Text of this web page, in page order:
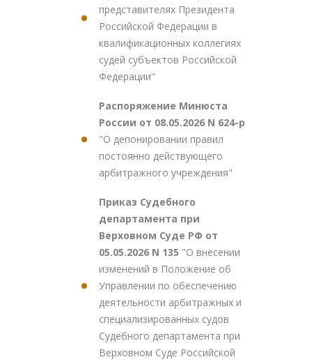
представителях Президента
Российской Федерации в
квалификационных коллегиях
судей субъектов Российской
Федерации"
Распоряжение Минюста
России от 08.05.2026 N 624-р
"О депонировании правил
постоянно действующего
арбитражного учреждения"
Приказ Судебного
департамента при
Верховном Суде РФ от
05.05.2026 N 135 "О внесении
изменений в Положение об
Управлении по обеспечению
деятельности арбитражных и
специализированных судов
Судебного департамента при
Верховном Суде Российской